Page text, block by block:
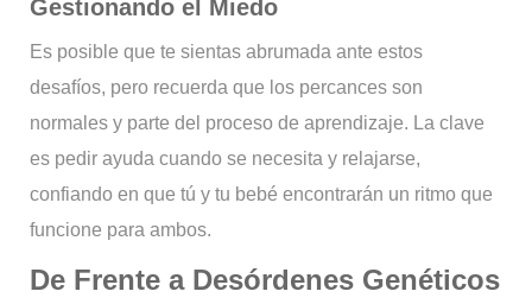
Gestionando el Miedo
Es posible que te sientas abrumada ante estos
desafíos, pero recuerda que los percances son
normales y parte del proceso de aprendizaje. La clave
es pedir ayuda cuando se necesita y relajarse,
confiando en que tú y tu bebé encontrarán un ritmo que
funcione para ambos.
De Frente a Desórdenes Genéticos